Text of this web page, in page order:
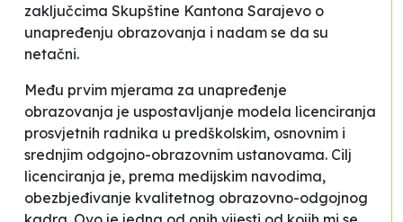
zaključcima Skupštine Kantona Sarajevo o
unapređenju obrazovanja i nadam se da su
netačni.
Među prvim mjerama za unapređenje
obrazovanja je uspostavljanje modela licenciranja
prosvjetnih radnika u predškolskim, osnovnim i
srednjim odgojno-obrazovnim ustanovama. Cilj
licenciranja je, prema medijskim navodima,
obezbjeđivanje kvalitetnog obrazovno-odgojnog